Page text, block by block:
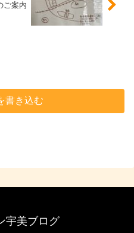
ご案内
書き込む
宇美ブログ